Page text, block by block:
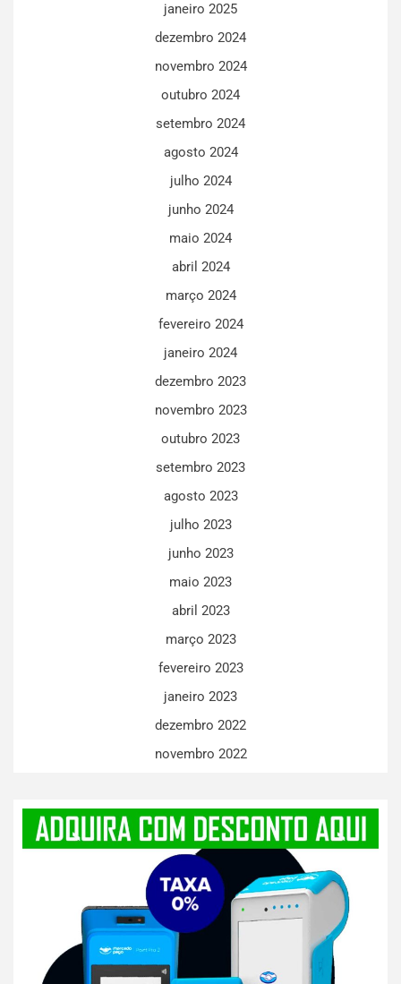
janeiro 2025
dezembro 2024
novembro 2024
outubro 2024
setembro 2024
agosto 2024
julho 2024
junho 2024
maio 2024
abril 2024
março 2024
fevereiro 2024
janeiro 2024
dezembro 2023
novembro 2023
outubro 2023
setembro 2023
agosto 2023
julho 2023
junho 2023
maio 2023
abril 2023
março 2023
fevereiro 2023
janeiro 2023
dezembro 2022
novembro 2022